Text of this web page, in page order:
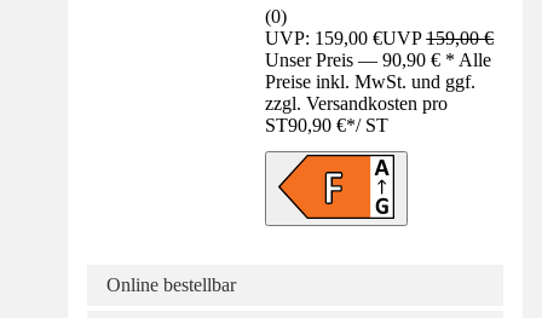
(0)
UVP: 159,00 €UVP159,00 €
Unser Preis — 90,90 € * Alle
Preise inkl. MwSt. und ggf.
zzgl. Versandkosten pro
ST90,90 €*/ ST
Online bestellbar